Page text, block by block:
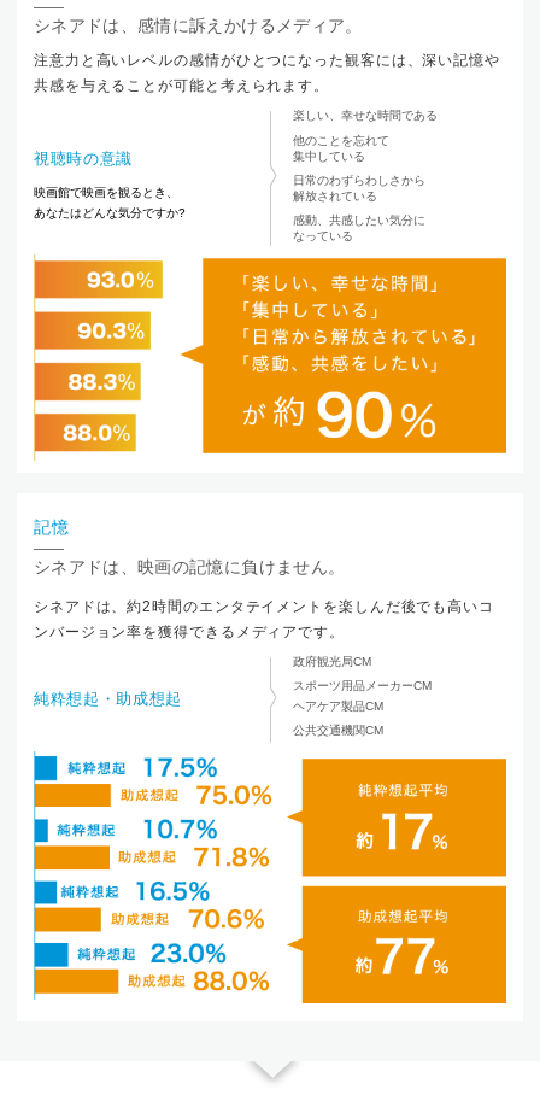
シネアドは、感情に訴えかけるメディア。
注意力と高いレベルの感情がひとつになった観客には、深い記憶や
共感を与えることが可能と考えられます。
視聴時の意識
映画館で映画を観るとき、
あなたはどんな気分ですか?
楽しい、幸せな時間である
他のことを忘れて
集中している
日常のわずらわしさから
解放されている
感動、共感したい気分に
なっている
記憶
シネアドは、映画の記憶に負けません。
シネアドは、約2時間のエンタテイメントを楽しんだ後でも高いコ
ンバージョン率を獲得できるメディアです。
純粋想起 ・助成想起
政府観光局CM
スポーツ用品メーカーCM
ヘアケア製品CM
公共交通機関CM